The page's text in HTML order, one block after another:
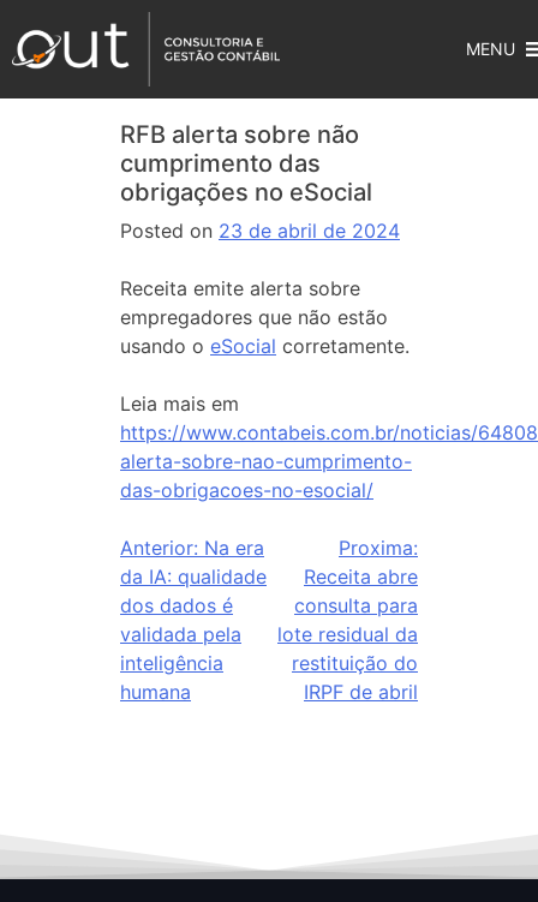
MENU
RFB alerta sobre não
cumprimento das
obrigações no eSocial
Posted on 23 de abril de 2024
Receita emite alerta sobre
empregadores que não estão
usando o eSocial corretamente.
Leia mais em
https://www.contabeis.com.br/noticias/
alerta-sobre-nao-cumprimento-
das-obrigacoes-no-esocial/
Anterior: Na era
da IA: qualidade
dos dados é
validada pela
inteligência
humana
Proxima:
Receita abre
consulta para
lote residual da
restituição do
IRPF de abril